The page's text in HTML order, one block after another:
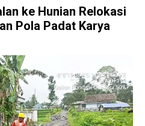
ke Hunian Relokasi
Pola Padat Karya